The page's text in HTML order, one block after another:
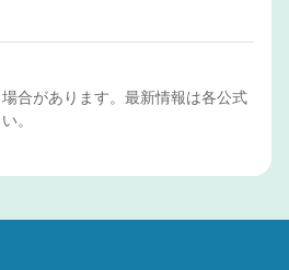
合があります。最新情報は各公式
。